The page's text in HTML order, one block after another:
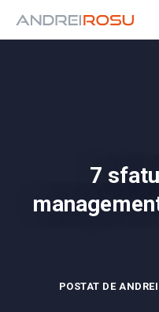
7
POSTAT DE